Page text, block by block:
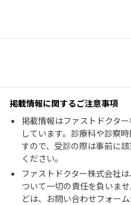
掲載情報に関するご注意事項
掲載情報はファストドクタ
しています。診療科や診察
すので、受診の際は事前に
ください。
ファストドクター株式会社
ついて一切の責任を負いま
どは、お問い合わせフォー